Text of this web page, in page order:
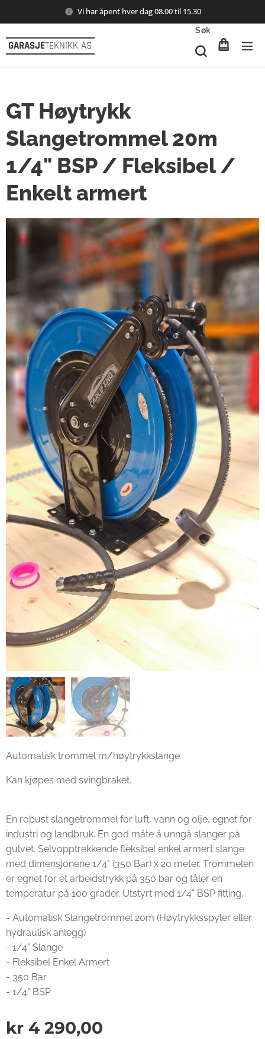
Vi har åpent hver dag 08.00 til 15.30
GARASJETEKNIKK AS
Søk
GT Høytrykk
Slangetrommel 20m
1/4" BSP / Fleksibel /
Enkelt armert
Automatisk trommel m/høytrykkslange.
Kan kjøpes med svingbraket.
En robust slangetrommel for luft, vann og olje, egnet for
industri og landbruk. En god måte å unngå slanger på
gulvet. Selvopptrekkende fleksibel enkel armert slange
med dimensjonene 1/4" (350 Bar) x 20 meter. Trommelen
er egnet for et arbeidstrykk på 350 bar og tåler en
temperatur på 100 grader. Utstyrt med 1/4" BSP fitting.
- Automatisk Slangetrommel 20m (Høytrykksspyler eller
hydraulisk anlegg)
- 1/4" Slange
- Fleksibel Enkel Armert
- 350 Bar
- 1/4" BSP
kr 4 290,00